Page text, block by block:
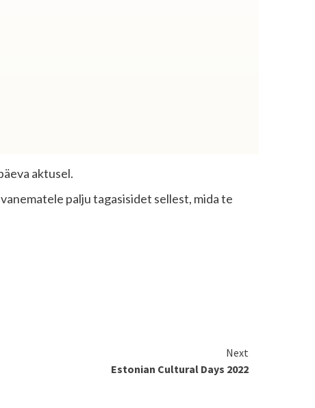
aktusel.
palju tagasisidet sellest, mida te
Next
Estonian Cultural Days 2022